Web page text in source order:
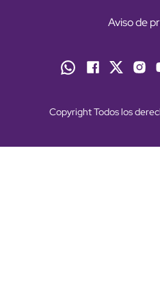
Aviso de
Copyright Todos los